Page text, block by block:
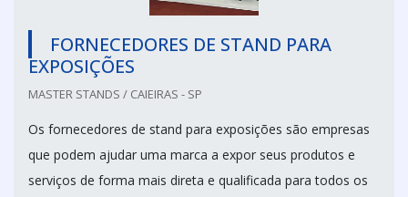
FORNECEDORES DE STAND PARA
EXPOSIÇÕES
MASTER STANDS / CAIEIRAS - SP
Os fornecedores de stand para exposições são empresas
que podem ajudar uma marca a expor seus produtos e
serviços de forma mais direta e qualificada para todos os